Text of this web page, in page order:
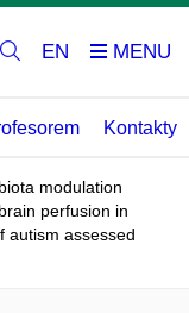
EN
Kontakty
modulation
perfusion in
autism assessed